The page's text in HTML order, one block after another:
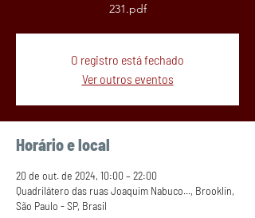
231.pdf
O registro está fechado
Ver outros eventos
Horário e local
20 de out. de 2024, 10:00 – 22:00
Quadrilátero das ruas Joaquim Nabuco..., Brooklin,
São Paulo - SP, Brasil